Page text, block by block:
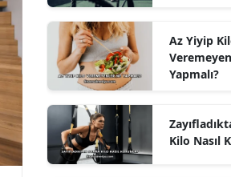
Az Yiyip
Yapmalı?
Kilo Nasıl